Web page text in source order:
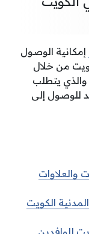
إمكانية الوصول
من خلال
والذي يتطلب
للوصول إلى
والعلاوات
الكويت
للوافدين